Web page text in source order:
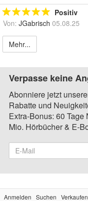
Positiv
Von: JGabrisch 05.08.25
Mehr...
Verpasse keine
Abonniere jetzt
Rabatte und
Extra-Bonus: 60
Mio. Hörbücher & E-
Anmelden Suchen Verkaufen